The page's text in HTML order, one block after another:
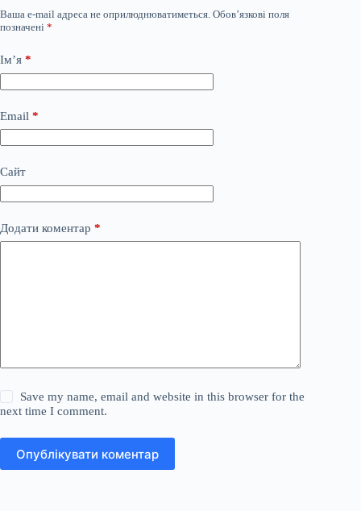
Ваша e-mail адреса не оприлюднюватиметься. Обов’язкові поля
позначені *
Ім’я *
Email *
Сайт
Додати коментар *
Save my name, email and website in this browser for the
next time I comment.
Опублікувати коментар